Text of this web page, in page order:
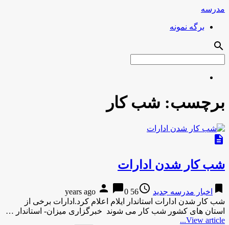
مدرسه
برگه نمونه
search
برچسب: شب کار
description
شب کار شدن ادارات
bookmark اخبار مدرسه جدید access_time
56 years ago
person chat_bubble0
شب کار شدن ادارات استاندار ایلام اعلام کرد.ادارات برخی از
استان های کشور شب کار می شوند خبرگزاری میزان- استاندار …
View article...